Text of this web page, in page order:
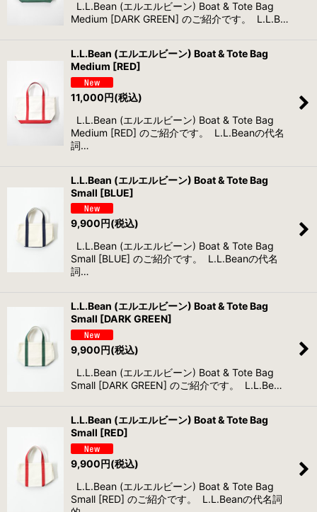
L.L.Bean (エルエルビーン) Boat & Tote Bag
Medium [DARK GREEN] のご紹介です。 L.L.B…
L.L.Bean (エルエルビーン) Boat & Tote Bag
Medium [RED]
11,000円(税込)
L.L.Bean (エルエルビーン) Boat & Tote Bag
Medium [RED] のご紹介です。 L.L.Beanの代名
詞…
L.L.Bean (エルエルビーン) Boat & Tote Bag
Small [BLUE]
9,900 円(税込)
L.L.Bean (エルエルビーン) Boat & Tote Bag
Small [BLUE] のご紹介です。 L.L.Beanの代名
詞…
L.L.Bean (エルエルビーン) Boat & Tote Bag
Small [DARK GREEN]
9,900円(税込)
L.L.Bean (エルエルビーン) Boat & Tote Bag
Small [DARK GREEN] のご紹介です。 L.L.Be…
L.L.Bean (エルエルビーン) Boat & Tote Bag
Small [RED]
9,900円(税込)
L.L.Bean (エルエルビーン) Boat & Tote Bag
Small [RED] のご紹介です。 L.L.Beanの代名詞